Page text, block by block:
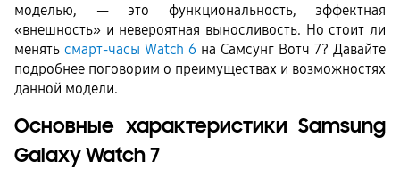
моделью, — это функциональность, эффектная
«внешность» и невероятная выносливость. Но стоит ли
менять смарт-часы Watch 6 на Самсунг Вотч 7? Давайте
подробнее поговорим о преимуществах и возможностях
данной модели.
Основные характеристики Samsung
Galaxy Watch 7